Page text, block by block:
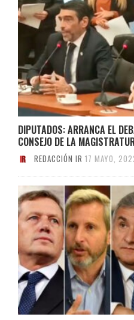
DIPUTADOS: ARRANCA EL
CONSEJO DE LA
REDACCIÓN IR 17 MAYO,